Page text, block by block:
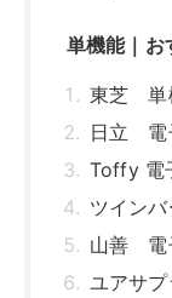
単機能｜お
東芝 単
日立 電
Toffy 電
ツイン
山善 電
ユアサ